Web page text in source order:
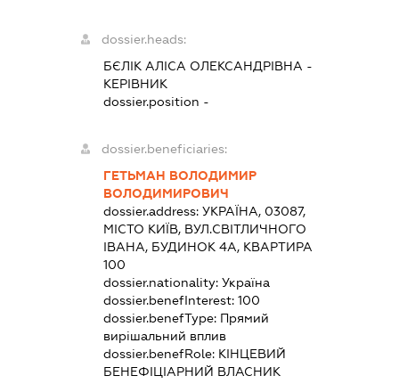
dossier.heads:
БЄЛІК АЛІСА ОЛЕКСАНДРІВНА -
КЕРІВНИК
dossier.position -
dossier.beneficiaries:
ГЕТЬМАН ВОЛОДИМИР
ВОЛОДИМИРОВИЧ
dossier.address: УКРАЇНА, 03087,
МІСТО КИЇВ, ВУЛ.СВІТЛИЧНОГО
ІВАНА, БУДИНОК 4А, КВАРТИРА
100
dossier.nationality: Україна
dossier.benefInterest: 100
dossier.benefType: Прямий
вирішальний вплив
dossier.benefRole: КІНЦЕВИЙ
БЕНЕФІЦІАРНИЙ ВЛАСНИК